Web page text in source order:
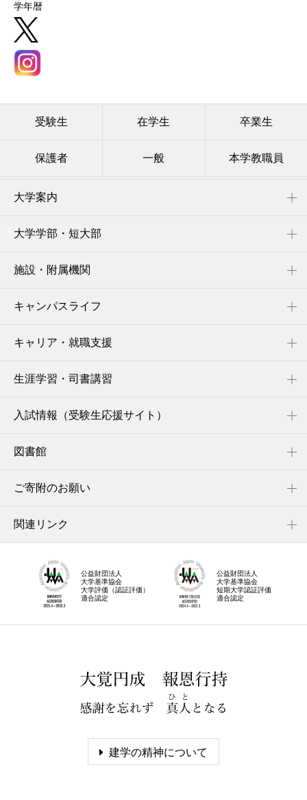
学年暦
受験生 在学生 卒業生
保護者 一般 本学教職員
大学案内
大学学部・短大部
施設・附属機関
キャンパスライフ
キャリア・就職支援
生涯学習・司書講習
入試情報（受験生応援サイト）
図書館
ご寄附のお願い
関連リンク
公益財団法人
大学基準協会
大学評価（認証評価）
適合認定
公益財団法人
大学基準協会
短期大学認証評価
適合認定
建学の精神について